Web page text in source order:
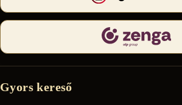
Gyors kereső